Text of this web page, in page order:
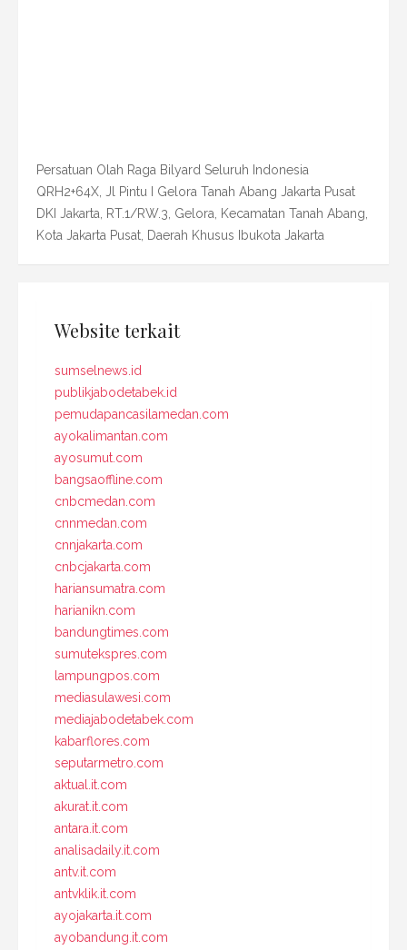
Persatuan Olah Raga Bilyard Seluruh Indonesia
QRH2+64X, Jl Pintu I Gelora Tanah Abang Jakarta Pusat
DKI Jakarta, RT.1/RW.3, Gelora, Kecamatan Tanah Abang,
Kota Jakarta Pusat, Daerah Khusus Ibukota Jakarta
Website terkait
sumselnews.id
publikjabodetabek.id
pemudapancasilamedan.com
ayokalimantan.com
ayosumut.com
bangsaoffline.com
cnbcmedan.com
cnnmedan.com
cnnjakarta.com
cnbcjakarta.com
hariansumatra.com
harianikn.com
bandungtimes.com
sumutekspres.com
lampungpos.com
mediasulawesi.com
mediajabodetabek.com
kabarflores.com
seputarmetro.com
aktual.it.com
akurat.it.com
antara.it.com
analisadaily.it.com
antv.it.com
antvklik.it.com
ayojakarta.it.com
ayobandung.it.com